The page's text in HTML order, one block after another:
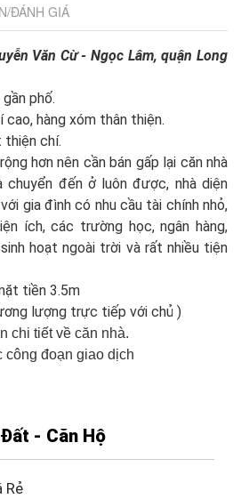
ĐÁNH GIÁ
Văn Cừ - Ngọc Lâm, quận Long
phố.
cao, hàng xóm thân thiện.
thiện chí.
hơn nên cần bán gấp lại căn nhà
chuyển đến ở luôn được, nhà diện
gia đình có nhu cầu tài chính nhỏ,
ích, các trường học, ngân hàng,
hoạt ngoài trời và rất nhiều tiện
tiền 3.5m
lượng trực tiếp với chủ )
chi tiết về căn nhà.
công đoạn giao dịch
- Căn Hộ
Rẻ